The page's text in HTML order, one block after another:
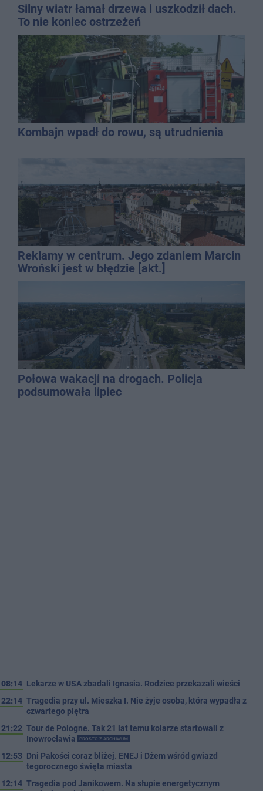
Silny wiatr łamał drzewa i uszkodził dach.
To nie koniec ostrzeżeń
Kombajn wpadł do rowu, są utrudnienia
Reklamy w centrum. Jego zdaniem Marcin
Wroński jest w błędzie [akt.]
Połowa wakacji na drogach. Policja
podsumowała lipiec
08:14 Lekarze w USA zbadali Ignasia. Rodzice przekazali wieści
22:14 Tragedia przy ul. Mieszka I. Nie żyje osoba, która wypadła z
czwartego piętra
21:22 Tour de Pologne. Tak 21 lat temu kolarze startowali z
Inowrocławia
PROSTO Z ARCHIWUM
12:53 Dni Pakości coraz bliżej. ENEJ i Dżem wśród gwiazd
tegorocznego święta miasta
12:14 Tragedia pod Janikowem. Na słupie energetycznym